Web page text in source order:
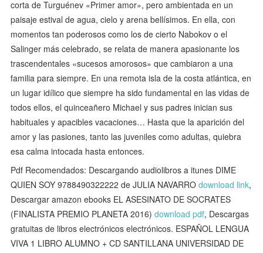
corta de Turguénev «Primer amor», pero ambientada en un
paisaje estival de agua, cielo y arena bellísimos. En ella, con
momentos tan poderosos como los de cierto Nabokov o el
Salinger más celebrado, se relata de manera apasionante los
trascendentales «sucesos amorosos» que cambiaron a una
familia para siempre. En una remota isla de la costa atlántica, en
un lugar idílico que siempre ha sido fundamental en las vidas de
todos ellos, el quinceañero Michael y sus padres inician sus
habituales y apacibles vacaciones… Hasta que la aparición del
amor y las pasiones, tanto las juveniles como adultas, quiebra
esa calma intocada hasta entonces.
Pdf Recomendados: Descargando audiolibros a itunes DIME
QUIEN SOY 9788490322222 de JULIA NAVARROdownload link,
Descargar amazon ebooks EL ASESINATO DE SOCRATES
(FINALISTA PREMIO PLANETA 2016)download pdf, Descargas
gratuitas de libros electrónicos electrónicos. ESPAÑOL LENGUA
VIVA 1 LIBRO ALUMNO + CD SANTILLANA UNIVERSIDAD DE